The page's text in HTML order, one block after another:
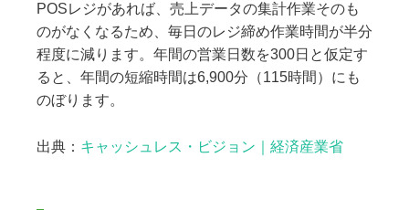
POSレジがあれば、売上データの集計作業そのも
のがなくなるため、毎日のレジ締め作業時間が半分
程度に減ります。年間の営業日数を300日と仮定す
ると、年間の短縮時間は6,900分（115時間）にも
のぼります。
出典： キャッシュレス・ビジョン｜経済産業省